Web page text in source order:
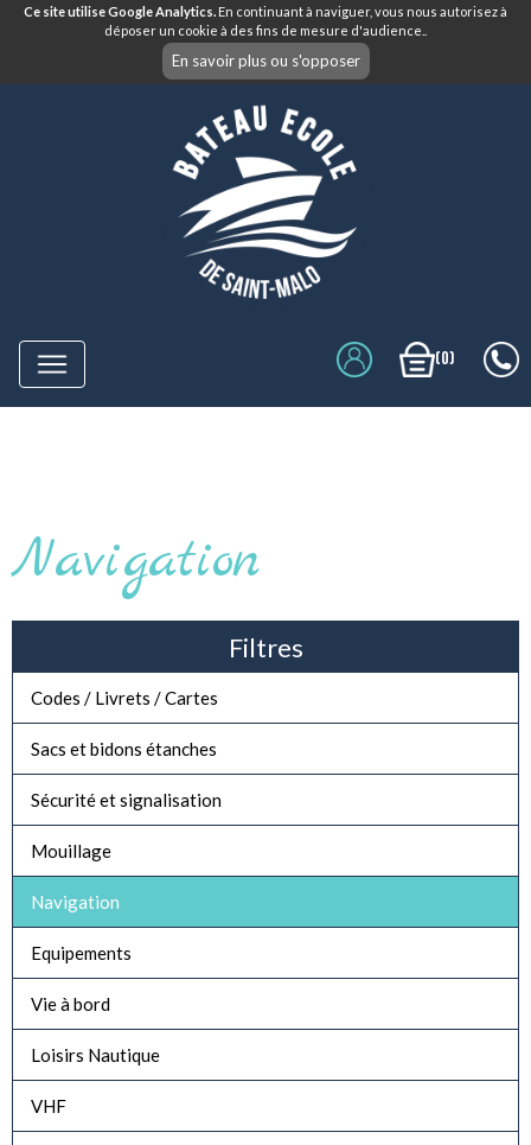
Ce site utilise Google Analytics. En continuant à naviguer, vous nous autorisez à
déposer un cookie à des fins de mesure d'audience..
En savoir plus ou s'opposer
(0)
Navigation
Filtres
Codes / Livrets / Cartes
Sacs et bidons étanches
Sécurité et signalisation
Mouillage
Navigation
Equipements
Vie à bord
Loisirs Nautique
VHF